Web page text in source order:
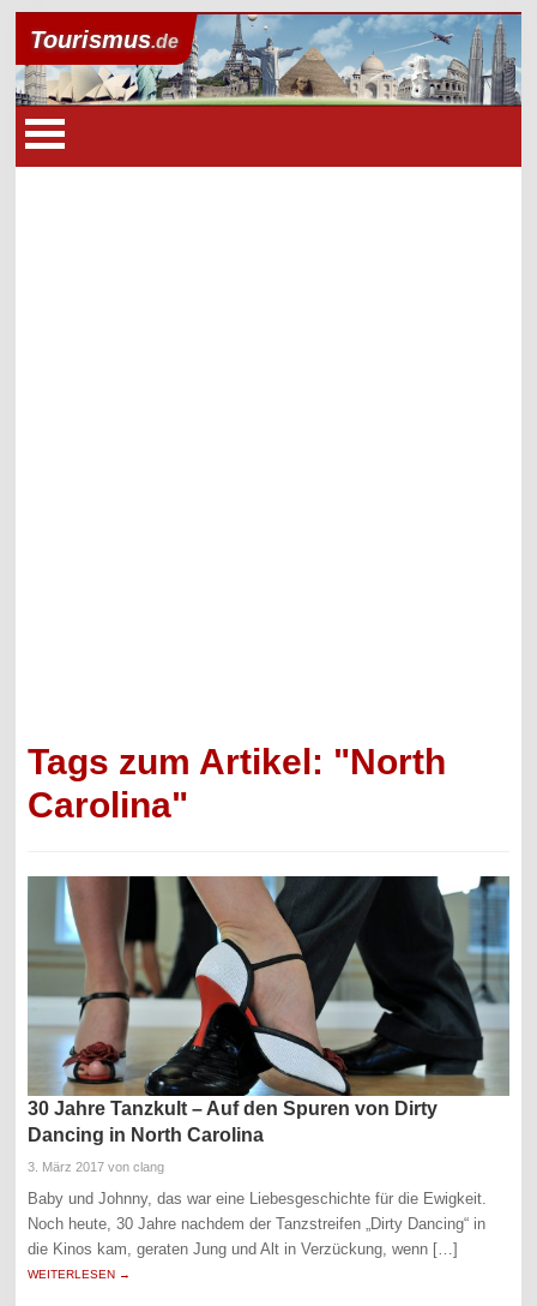
Tourismus.de
Tags zum Artikel: "North
Carolina"
30 Jahre Tanzkult – Auf den Spuren von Dirty
Dancing in North Carolina
3. März 2017 von clang
Baby und Johnny, das war eine Liebesgeschichte für die Ewigkeit.
Noch heute, 30 Jahre nachdem der Tanzstreifen „Dirty Dancing“ in
die Kinos kam, geraten Jung und Alt in Verzückung, wenn […]
WEITERLESEN →